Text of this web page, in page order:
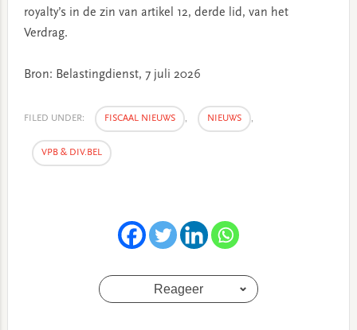
royalty’s in de zin van artikel 12, derde lid, van het
Verdrag.
Bron: Belastingdienst, 7 juli 2026
FILED UNDER: FISCAAL NIEUWS , NIEUWS ,
VPB & DIV.BEL
Reageer